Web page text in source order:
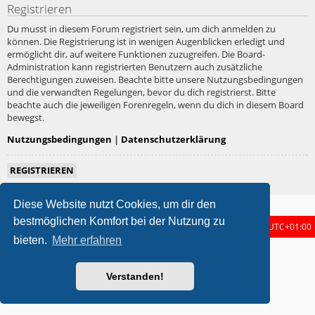
Diese Website nutzt Cookies, um dir den
bestmöglichen Komfort bei der Nutzung zu
bieten. Mehr erfahren
Verstanden!
Registrieren
Du musst in diesem Forum registriert sein, um dich anmelden zu
können. Die Registrierung ist in wenigen Augenblicken erledigt und
ermöglicht dir, auf weitere Funktionen zuzugreifen. Die Board-
Administration kann registrierten Benutzern auch zusätzliche
Berechtigungen zuweisen. Beachte bitte unsere Nutzungsbedingungen
und die verwandten Regelungen, bevor du dich registrierst. Bitte
beachte auch die jeweiligen Forenregeln, wenn du dich in diesem Board
bewegst.
Nutzungsbedingungen | Datenschutzerklärung
REGISTRIEREN
Foren-Übersicht Alle Zeiten sind UTC+01:00
Powered byphpBB® Forum Software © phpBB Limited
Deutsche Übersetzung durch
Datenschutz|Nutzungsbedingungen